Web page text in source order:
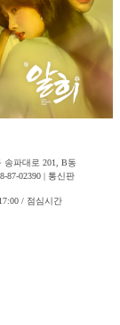
송파대로 201, B동
87-02390 | 통신판
/ 점심시간